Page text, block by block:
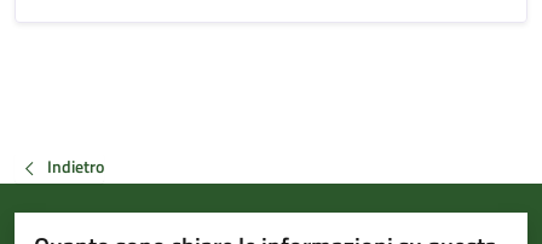
Indietro